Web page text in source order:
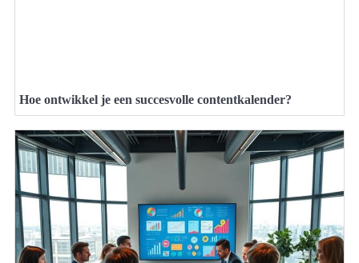
Hoe ontwikkel je een succesvolle contentkalender?